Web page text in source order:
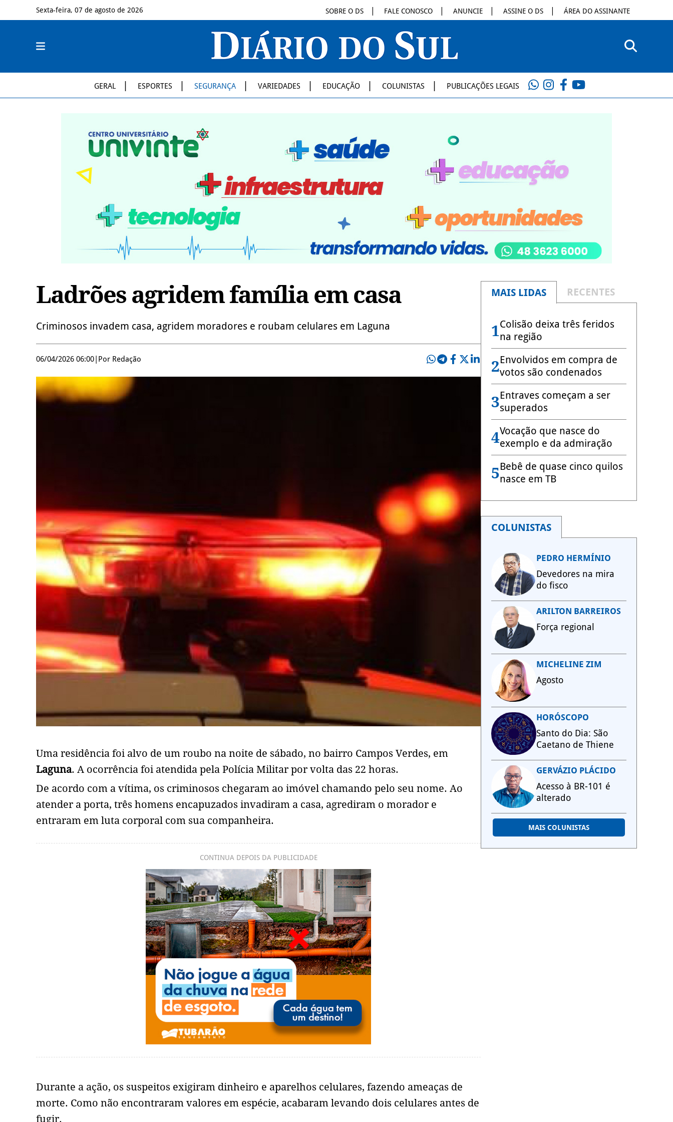
Sexta-feira, 07 de agosto de 2026 SOBRE O DS FALE CONOSCO ANUNCIE ASSINE O DS ÁREA DO ASSINANTE
GERAL ESPORTES SEGURANÇA VARIEDADES EDUCAÇÃO COLUNISTAS PUBLICAÇÕES LEGAIS
Ladrões agridem família em casa
Criminosos invadem casa, agridem moradores e roubam celulares em Laguna
06/04/2026 06:00 Por Redação
Uma residência foi alvo de um roubo na noite de sábado, no bairro Campos Verdes, em
Laguna. A ocorrência foi atendida pela Polícia Militar por volta das 22 horas.
De acordo com a vítima, os criminosos chegaram ao imóvel chamando pelo seu nome. Ao
atender a porta, três homens encapuzados invadiram a casa, agrediram o morador e
entraram em luta corporal com sua companheira.
CONTINUA DEPOIS DA PUBLICIDADE
Durante a ação, os suspeitos exigiram dinheiro e aparelhos celulares, fazendo ameaças de
morte. Como não encontraram valores em espécie, acabaram levando dois celulares antes de
fugir.
MAIS LIDAS RECENTES
1Colisão deixa três feridos
na região
2Envolvidos em compra de
votos são condenados
3Entraves começam a ser
superados
4Vocação que nasce do
exemplo e da admiração
5Bebê de quase cinco quilos
nasce em TB
COLUNISTAS
PEDRO HERMÍNIO
Devedores na mira
do fisco
ARILTON BARREIROS
Força regional
MICHELINE ZIM
Agosto
HORÓSCOPO
Santo do Dia: São
Caetano de Thiene
GERVÁZIO PLÁCIDO
Acesso à BR-101 é
alterado
MAIS COLUNISTAS